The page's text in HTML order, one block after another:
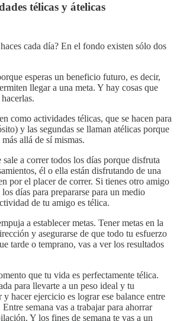
télicas y átelicas
cada día? En el fondo existen sólo dos
esperas un beneficio futuro, es decir,
llegar a una meta. Y hay cosas que
como actividades télicas, que se hacen para
y las segundas se llaman atélicas porque
allá de sí mismas.
a correr todos los días porque disfruta
él o ella están disfrutando de una
por el placer de correr. Si tienes otro amigo
días para prepararse para un medio
de tu amigo es télica.
a establecer metas. Tener metas en la
y asegurarse de que todo tu esfuerzo
tarde o temprano, vas a ver los resultados
que tu vida es perfectamente télica.
para llevarte a un peso ideal y tu
hacer ejercicio es lograr ese balance entre
semana vas a trabajar para ahorrar
Y los fines de semana te vas a un